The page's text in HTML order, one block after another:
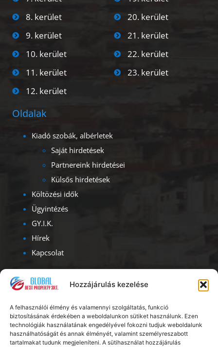
Hozzájárulás kezelése
A felhasználói élmény és valamennyi szolgáltatás, funkció
biztosításának érdekében a weboldalunkon sütiket használunk. Ezen
technológiák használatának engedélyével fokozni tudjuk weboldalunk
használhatóságát és annak élményét, valamint személyreszabott
tartalmakat tudunk megjeleníteni. A sütihasználat hozzájárulás
8. kerület
9. kerület
10. kerület
11. kerület
12. kerület
20. kerület
21. kerület
22. kerület
23. kerület
Oldalak
Kiadó szobák, albérletek
Saját hirdetések
Partnereink hirdetései
Külsős hirdetések
Költözési idők
Ügyintézés
GY.I.K.
Hírek
Kapcsolat
Kapcsolat
1093, Budapest, Lónyay u. 47.
Albérlet Corporation
Ügyfélszolgálat: H – V: 08.00 – 20.00